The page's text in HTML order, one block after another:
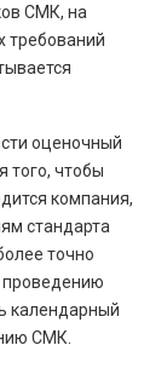
СМК, на
требований
оценочный
того, чтобы
компания,
стандарта
точно
проведению
календарный
СМК.